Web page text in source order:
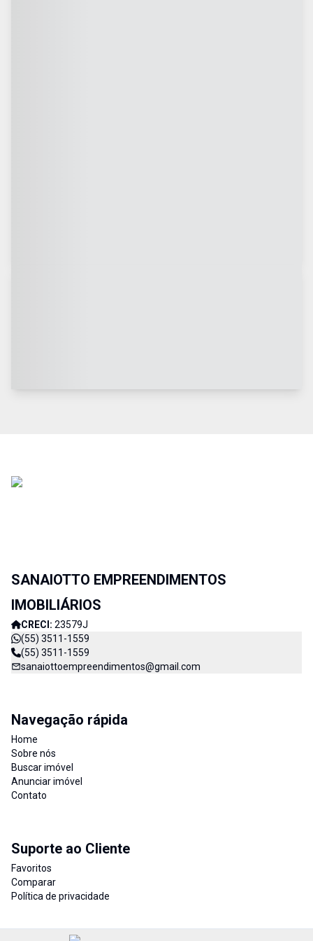
SANAIOTTO EMPREENDIMENTOS
IMOBILIÁRIOS
CRECI: 23579J
(55) 3511-1559
(55) 3511-1559
sanaiottoempreendimentos@gmail.com
Navegação rápida
Home
Sobre nós
Buscar imóvel
Anunciar imóvel
Contato
Suporte ao Cliente
Favoritos
Comparar
Política de privacidade